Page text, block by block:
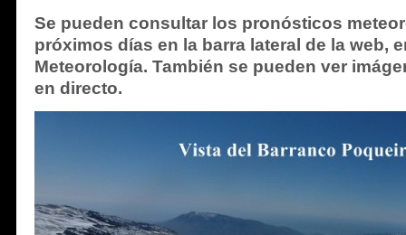
Se pueden consultar los pronósticos
próximos días en la barra lateral de la web,
Meteorología. También se pueden ver
en directo.